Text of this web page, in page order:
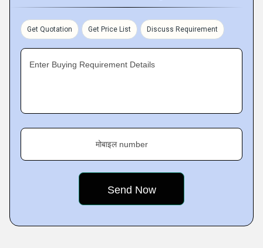
As a manufacturer and exporter, we are extensively
popular in the market. Our portfolio includes Mens
Fancy Shirt, Mens Designer Jeans, Jannat-Ul Firdaus
Premium Perfume Oil, Black Touch Premium Fragrance
types, colors, and patterns.
Key Facts About Aqarmnaf:
Get Quotation Get Price List Discuss Requirement
Enter Buying Requirement Details
मोबाइल number